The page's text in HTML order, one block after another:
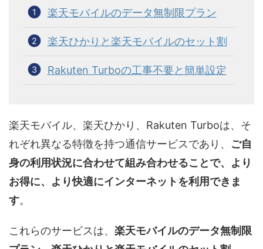
楽天モバイルのデータ無制限プラン
楽天ひかりと楽天モバイルのセット割
Rakuten Turboの工事不要と簡単設定
楽天モバイル、楽天ひかり、Rakuten Turboは、そ
れぞれ異なる特徴を持つ通信サービスであり、 ご自
身の利用状況に合わせて組み合わせることで、より
お得に、より快適にインターネットを利用できま
す。
これらのサービスは、 楽天モバイルのデータ無制限